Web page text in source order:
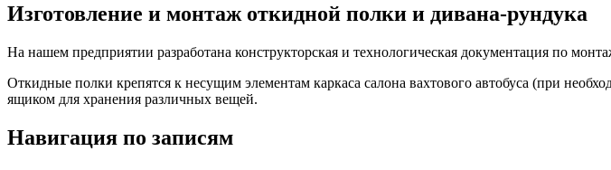
Изготовление и монтаж откидной полки и дивана-рундука
На нашем предприятии разработана конструкторская и технологическая документация по
Откидные полки крепятся к несущим элементам каркаса салона вахтового автобуса (при
ящиком для хранения различных вещей.
Навигация по записям